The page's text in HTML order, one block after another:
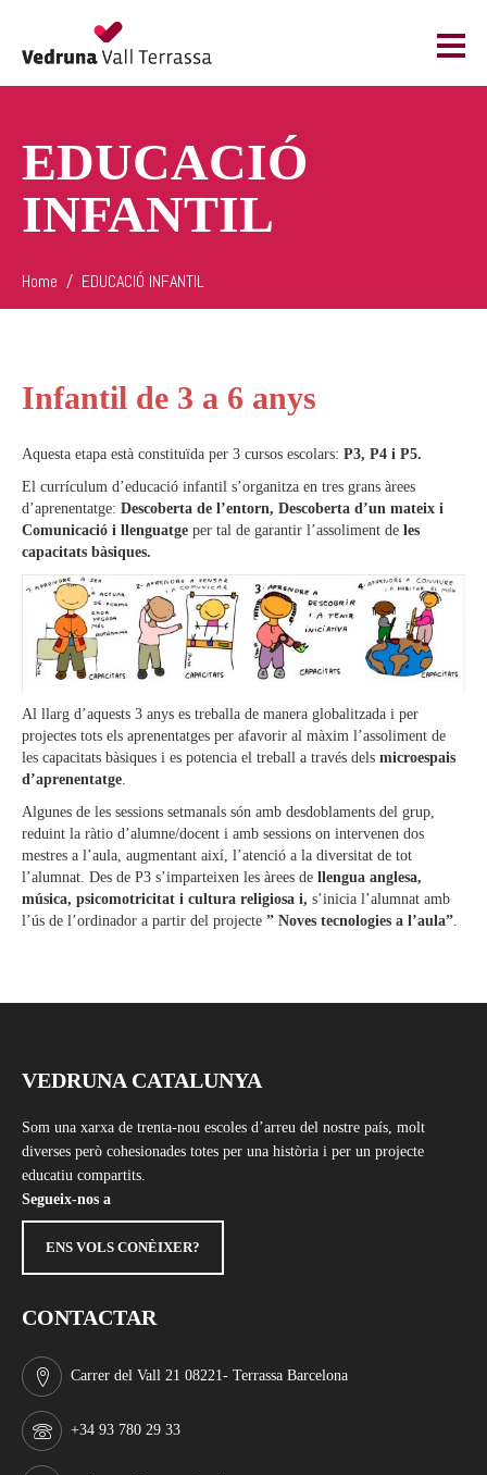
EDUCACIÓ
INFANTIL
Home EDUCACIÓ INFANTIL
Infantil de 3 a 6 anys
Aquesta etapa està constituïda per 3 cursos escolars: P3, P4 i P5.
El currículum d’educació infantil s’organitza en tres grans àrees
d’aprenentatge: Descoberta de l’entorn, Descoberta d’un mateix i
Comunicació i llenguatge per tal de garantir l’assoliment de les
capacitats bàsiques.
Al llarg d’aquests 3 anys es treballa de manera globalitzada i per
projectes tots els aprenentatges per afavorir al màxim l’assoliment de
les capacitats bàsiques i es potencia el treball a través dels microespais
d’aprenentatge.
Algunes de les sessions setmanals són amb desdoblaments del grup,
reduint la ràtio d’alumne/docent i amb sessions on intervenen dos
mestres a l’aula, augmentant així, l’atenció a la diversitat de tot
l’alumnat. Des de P3 s’imparteixen les àrees de llengua anglesa,
música, psicomotricitat i cultura religiosa i, s’inicia l’alumnat amb
l’ús de l’ordinador a partir del projecte ” Noves tecnologies a l’aula”.
VEDRUNA CATALUNYA
Som una xarxa de trenta-nou escoles d’arreu del nostre país, molt
diverses però cohesionades totes per una història i per un projecte
educatiu compartits.
Segueix-nos a
ENS VOLS CONÈIXER?
CONTACTAR
Carrer del Vall 21 08221- Terrassa Barcelona
+34 93 780 29 33